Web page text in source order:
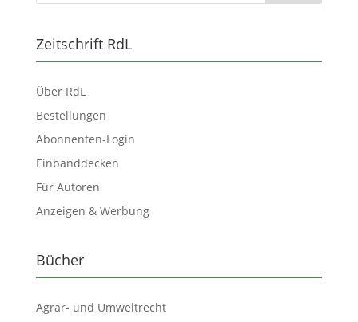
Zeitschrift RdL
Über RdL
Bestellungen
Abonnenten-Login
Einbanddecken
Für Autoren
Anzeigen & Werbung
Bücher
Agrar- und Umweltrecht